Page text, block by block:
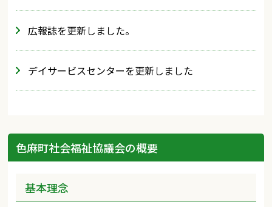
広報誌を更新しました。
デイサービスセンターを更新しました
色麻町社会福祉協議会の概要
基本理念